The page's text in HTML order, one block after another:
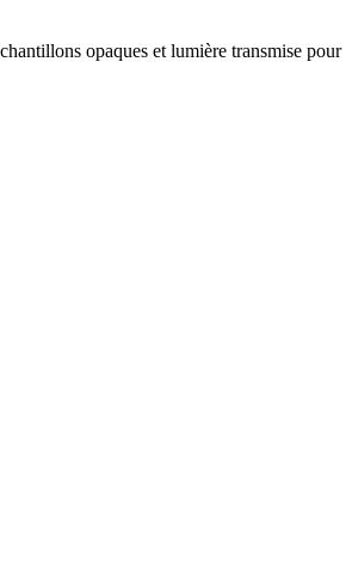
opaques et lumière transmise pour